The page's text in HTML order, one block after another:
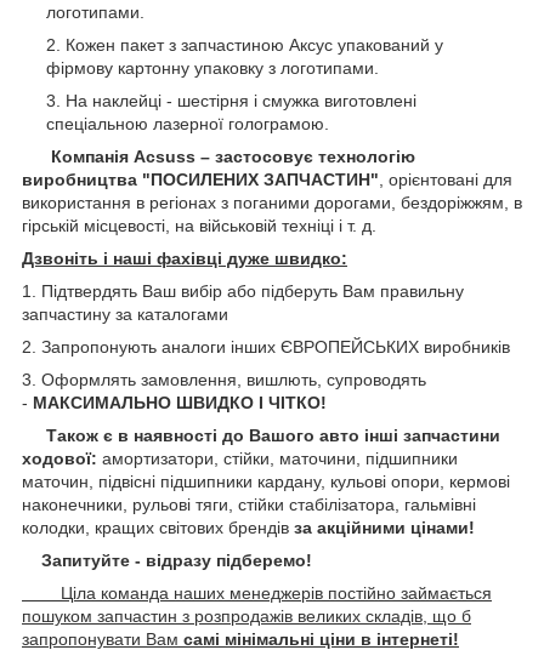
логотипами.
Кожен пакет з запчастиною Аксус упакований у
фірмову картонну упаковку з логотипами.
На наклейці - шестірня і смужка виготовлені
спеціальною лазерної голограмою.
Компанія Acsuss – застосовує технологію
виробництва "ПОСИЛЕНИХ ЗАПЧАСТИН" , орієнтовані для
використання в регіонах з поганими дорогами, бездоріжжям, в
гірській місцевості, на військовій техніці і т. д.
Дзвоніть і наші фахівці дуже швидко:
1. Підтвердять Ваш вибір або підберуть Вам правильну
запчастину за каталогами
2. Запропонують аналоги інших ЄВРОПЕЙСЬКИХ виробників
3. Оформлять замовлення, вишлють, супроводять
- МАКСИМАЛЬНО ШВИДКО І ЧІТКО!
Також є в наявності до Вашого авто інші запчастини
ходової: амортизатори, стійки, маточини, підшипники
маточин, підвісні підшипники кардану, кульові опори, кермові
наконечники, рульові тяги, стійки стабілізатора, гальмівні
колодки, кращих світових брендів за акційними цінами!
Запитуйте - відразу підберемо!
Ціла команда наших менеджерів постійно займається
пошуком запчастин з розпродажів великих складів, що б
запропонувати Вам самі мінімальні ціни в інтернеті!